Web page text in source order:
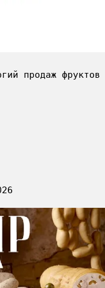
продаж